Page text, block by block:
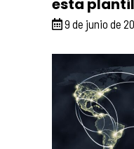
esta
9 de junio de